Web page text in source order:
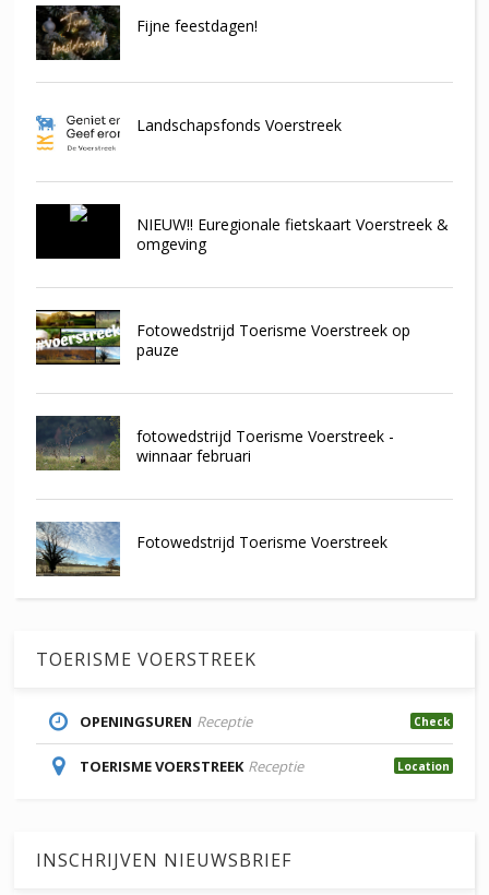
Fijne feestdagen!
Landschapsfonds Voerstreek
NIEUW!! Euregionale fietskaart Voerstreek &
omgeving
Fotowedstrijd Toerisme Voerstreek op
pauze
fotowedstrijd Toerisme Voerstreek -
winnaar februari
Fotowedstrijd Toerisme Voerstreek
TOERISME VOERSTREEK
OPENINGSUREN Receptie Check
TOERISME VOERSTREEK Receptie Location
INSCHRIJVEN NIEUWSBRIEF